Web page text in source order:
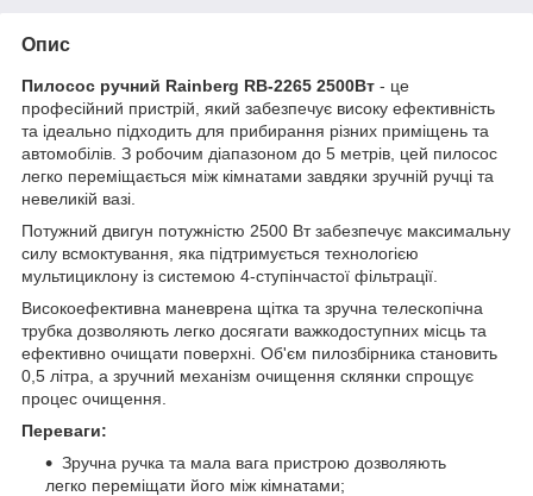
Опис
Пилосос ручний Rainberg RB-2265 2500Вт - це
професійний пристрій, який забезпечує високу ефективність
та ідеально підходить для прибирання різних приміщень та
автомобілів. З робочим діапазоном до 5 метрів, цей пилосос
легко переміщається між кімнатами завдяки зручній ручці та
невеликій вазі.
Потужний двигун потужністю 2500 Вт забезпечує максимальну
силу всмоктування, яка підтримується технологією
мультициклону із системою 4-ступінчастої фільтрації.
Високоефективна маневрена щітка та зручна телескопічна
трубка дозволяють легко досягати важкодоступних місць та
ефективно очищати поверхні. Об'єм пилозбірника становить
0,5 літра, а зручний механізм очищення склянки спрощує
процес очищення.
Переваги:
Зручна ручка та мала вага пристрою дозволяють
легко переміщати його між кімнатами;